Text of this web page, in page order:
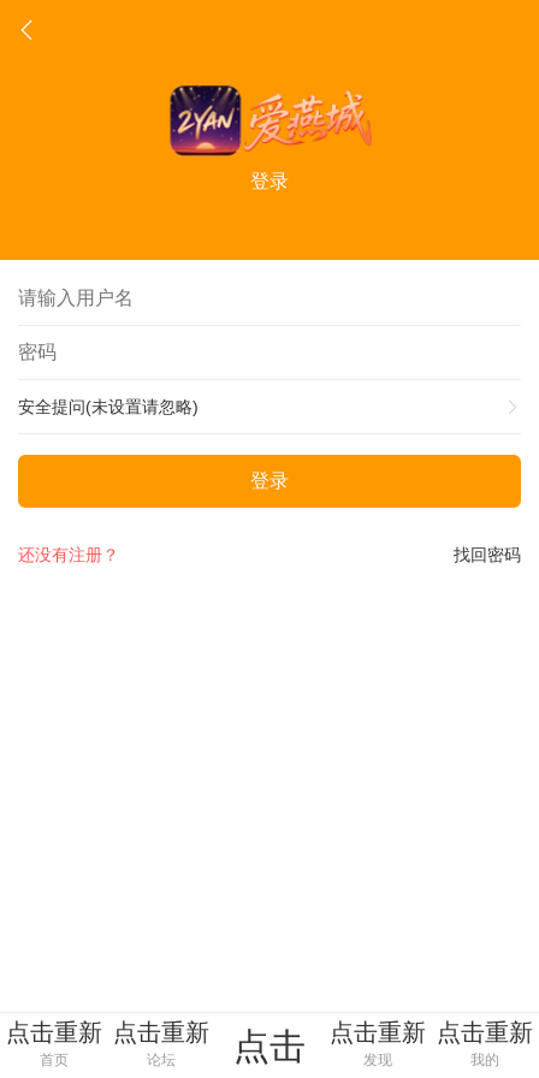
登录
安全提问(未设置请忽略)
登录
找回密码
还没有注册？
点击重新
加载
首页
点击重新
加载
论坛 点击
点击重新
加载
发现
点击重新
加载
我的